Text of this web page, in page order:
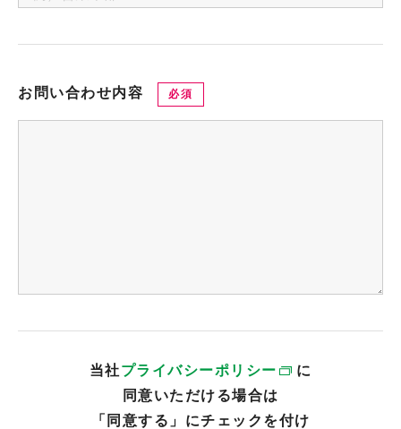
お問い合わせ内容 必須
当社プライバシーポリシー
に
同意いただける場合は
「同意する」にチェックを付け